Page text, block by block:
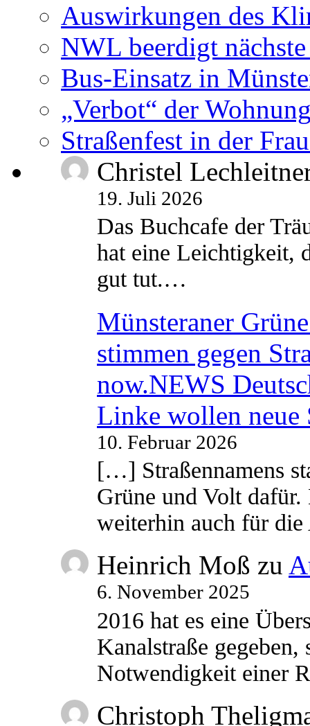
Auswirkungen des
NWL beerdigt
Bus-Einsatz in
„Verbot“ der
Straßenfest in der
Christel
19. Juli 2026
Das Buchcafe der
hat eine Leichtigkeit,
gut tut.…
Münsteraner
stimmen gegen
now.NEWS
Linke wollen neue
10. Februar 2026
[…] Straßennamens
Grüne und Volt
weiterhin auch für
Heinrich Moß zu
6. November 2025
2016 hat es eine
Kanalstraße
Notwendigkeit einer
Christoph